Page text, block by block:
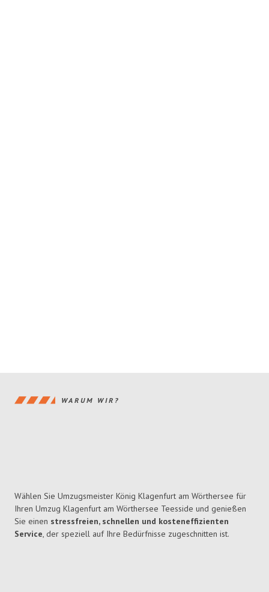
WARUM WIR?
Wählen Sie Umzugsmeister König Klagenfurt am Wörthersee für
Ihren Umzug Klagenfurt am Wörthersee Teesside und genießen
Sie einen stressfreien, schnellen und kosteneffizienten
Service, der speziell auf Ihre Bedürfnisse zugeschnitten ist.